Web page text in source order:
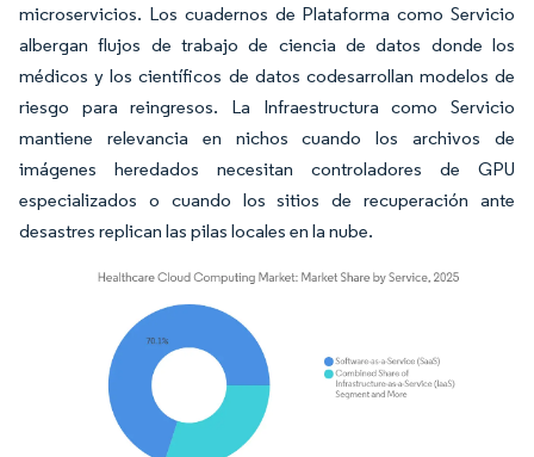
microservicios. Los cuadernos de Plataforma como Servicio
albergan flujos de trabajo de ciencia de datos donde los
médicos y los científicos de datos codesarrollan modelos de
riesgo para reingresos. La Infraestructura como Servicio
mantiene relevancia en nichos cuando los archivos de
imágenes heredados necesitan controladores de GPU
especializados o cuando los sitios de recuperación ante
desastres replican las pilas locales en la nube.